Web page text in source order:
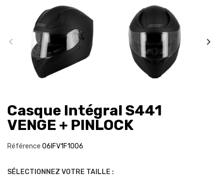
Casque Intégral S441
VENGE + PINLOCK
Référence 06IFV1F1006
SÉLECTIONNEZ VOTRE TAILLE :